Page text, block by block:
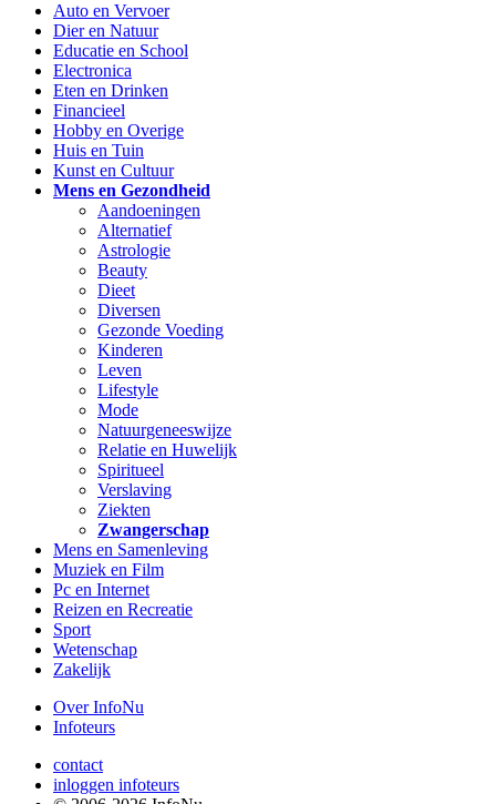
Auto en Vervoer
Dier en Natuur
Educatie en School
Electronica
Eten en Drinken
Financieel
Hobby en Overige
Huis en Tuin
Kunst en Cultuur
Mens en Gezondheid
Aandoeningen
Alternatief
Astrologie
Beauty
Dieet
Diversen
Gezonde Voeding
Kinderen
Leven
Lifestyle
Mode
Natuurgeneeswijze
Relatie en Huwelijk
Spiritueel
Verslaving
Ziekten
Zwangerschap
Mens en Samenleving
Muziek en Film
Pc en Internet
Reizen en Recreatie
Sport
Wetenschap
Zakelijk
Over InfoNu
Infoteurs
contact
inloggen infoteurs